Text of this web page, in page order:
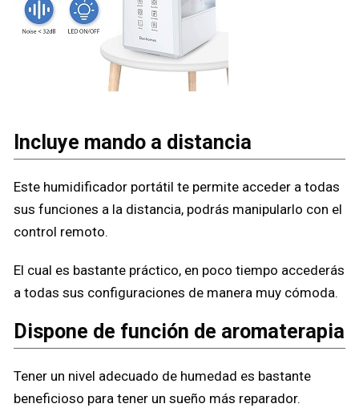
Incluye mando a distancia
Este humidificador portátil te permite acceder a todas
sus funciones a la distancia, podrás manipularlo con el
control remoto.
El cual es bastante práctico, en poco tiempo accederás
a todas sus configuraciones de manera muy cómoda.
Dispone de función de aromaterapia
Tener un nivel adecuado de humedad es bastante
beneficioso para tener un sueño más reparador.